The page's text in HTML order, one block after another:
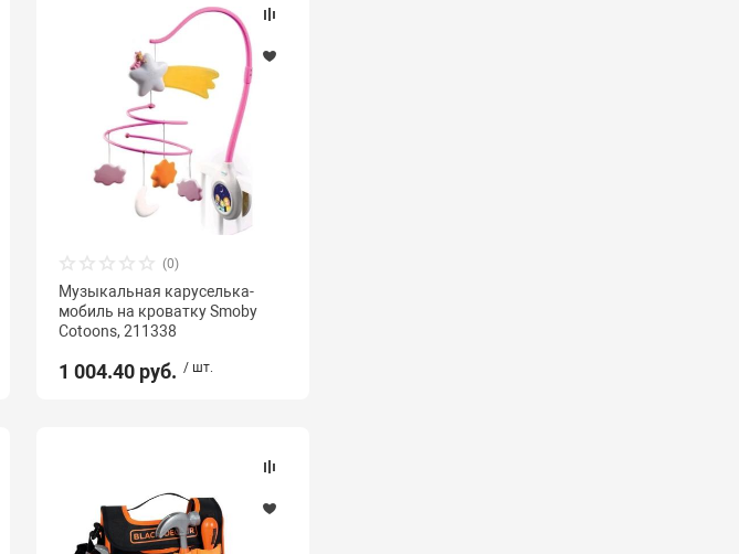
(0)
Музыкальная каруселька-
мобиль на кроватку Smoby
Cotoons, 211338
1 004.40 руб. / шт.